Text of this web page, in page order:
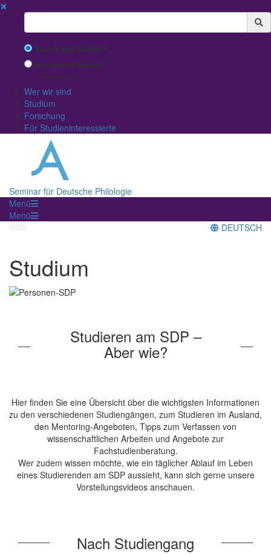
✖
Suchbegriff
Search with Google™
Use Internal Search
(limited result quality)
Wer wir sind
Studium
Forschung
Für Studieninteressierte
Seminar für Deutsche Philologie
Menü
Menü
DEUTSCH
Studium
Studieren am SDP –
Aber wie?
Hier finden Sie eine Übersicht über die wichtigsten Informationen
zu den verschiedenen Studiengängen, zum Studieren im Ausland,
den Mentoring-Angeboten, Tipps zum Verfassen von
wissenschaftlichen Arbeiten und Angebote zur
Fachstudienberatung.
Wer zudem wissen möchte, wie ein täglicher Ablauf im Leben
eines Studierenden am SDP aussieht, kann sich gerne unsere
Vorstellungsvideos anschauen.
Nach Studiengang